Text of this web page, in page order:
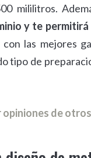
mililitros.
y te
con las mejores
tipo de
opiniones de